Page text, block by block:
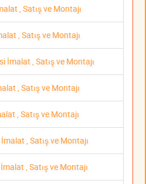
, Satış ve Montajı
, Satış ve Montajı
İmalat , Satış ve Montajı
, Satış ve Montajı
, Satış ve Montajı
, Satış ve Montajı
, Satış ve Montajı